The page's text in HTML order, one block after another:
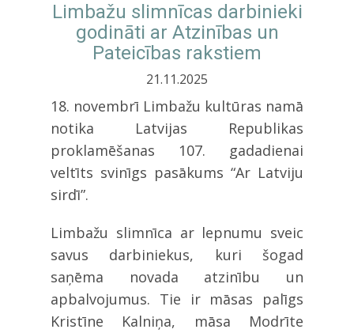
Limbažu slimnīcas darbinieki
godināti ar Atzinības un
Pateicības rakstiem
21.11.2025
18. novembrī Limbažu kultūras namā
notika Latvijas Republikas
proklamēšanas 107. gadadienai
veltīts svinīgs pasākums “Ar Latviju
sirdī”.
Limbažu slimnīca ar lepnumu sveic
savus darbiniekus, kuri šogad
saņēma novada atzinību un
apbalvojumus. Tie ir māsas palīgs
Kristīne Kalniņa, māsa Modrīte